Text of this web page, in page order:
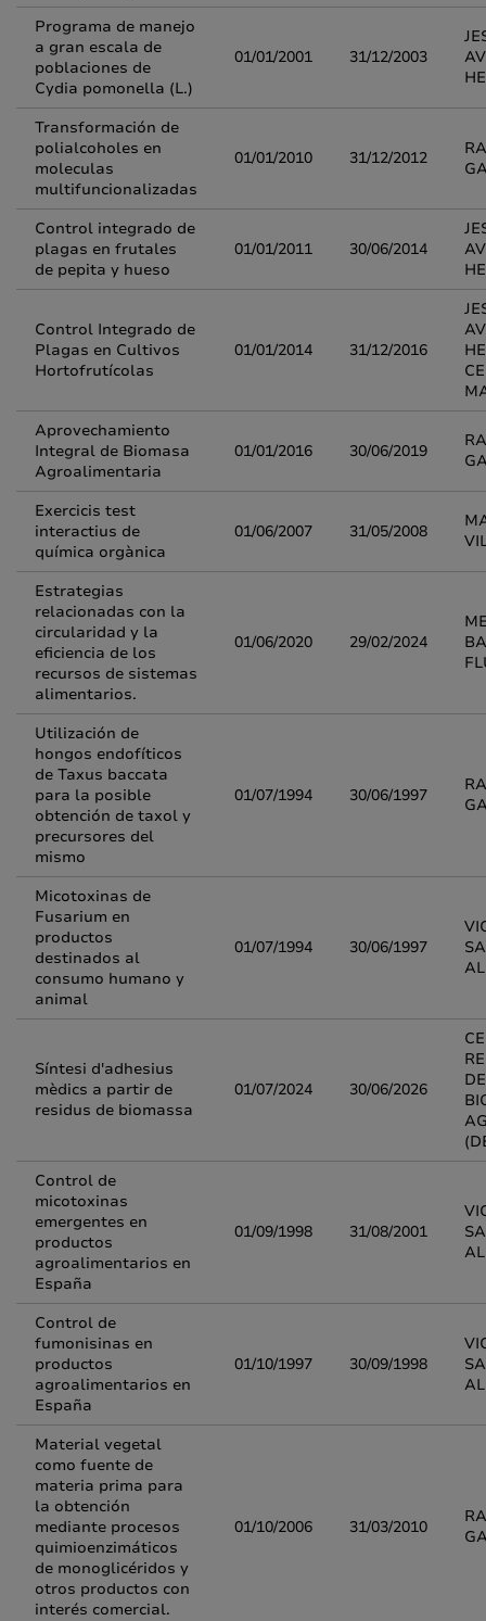
Programa de manejo
a gran escala de
poblaciones de
Cydia pomonella (L.)
01/01/2001 31/12/2003
Transformación de
polialcoholes en
moleculas
multifuncionalizadas
01/01/2010 31/12/2012
Control integrado de
plagas en frutales
de pepita y hueso
01/01/2011 30/06/2014
Control Integrado de
Plagas en Cultivos
Hortofrutícolas
01/01/2014 31/12/2016
Aprovechamiento
Integral de Biomasa
Agroalimentaria
01/01/2016 30/06/2019
Exercicis test
interactius de
química orgànica
01/06/2007 31/05/2008
Estrategias
relacionadas con la
circularidad y la
eficiencia de los
recursos de sistemas
alimentarios.
01/06/2020 29/02/2024
Utilización de
hongos endofíticos
de Taxus baccata
para la posible
obtención de taxol y
precursores del
mismo
01/07/1994 30/06/1997
Micotoxinas de
Fusarium en
productos
destinados al
consumo humano y
animal
01/07/1994 30/06/1997
Síntesi d'adhesius
mèdics a partir de
residus de biomassa
01/07/2024 30/06/2026
Control de
micotoxinas
emergentes en
productos
agroalimentarios en
España
01/09/1998 31/08/2001
Control de
fumonisinas en
productos
agroalimentarios en
España
01/10/1997 30/09/1998
Material vegetal
como fuente de
materia prima para
la obtención
mediante procesos
quimioenzimáticos
de monoglicéridos y
otros productos con
interés comercial.
01/10/2006 31/03/2010